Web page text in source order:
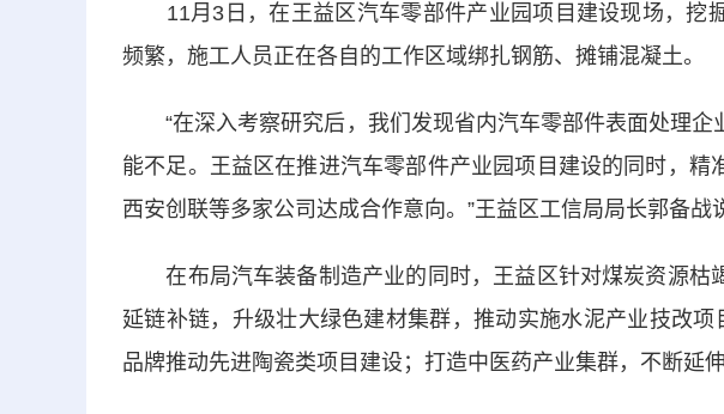
11月3日，在王益区汽车零部件产业园项目建设现场，挖
频繁，施工人员正在各自的工作区域绑扎钢筋、摊铺混凝土。
“在深入考察研究后，我们发现省内汽车零部件表面处理企
能不足。王益区在推进汽车零部件产业园项目建设的同时，精
西安创联等多家公司达成合作意向。”王益区工信局局长郭备战
在布局汽车装备制造产业的同时，王益区针对煤炭资源枯
延链补链，升级壮大绿色建材集群，推动实施水泥产业技改项
品牌推动先进陶瓷类项目建设；打造中医药产业集群，不断延